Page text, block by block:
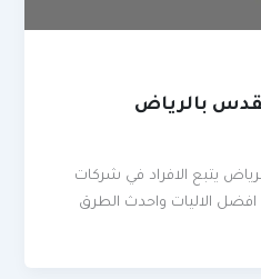
بالرياض
يتبع الافراد في شركات
الاليات واحدث الطرق